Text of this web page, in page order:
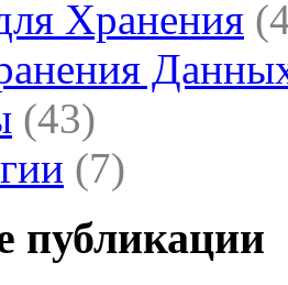
Хранения
(43)
(7)
публикации